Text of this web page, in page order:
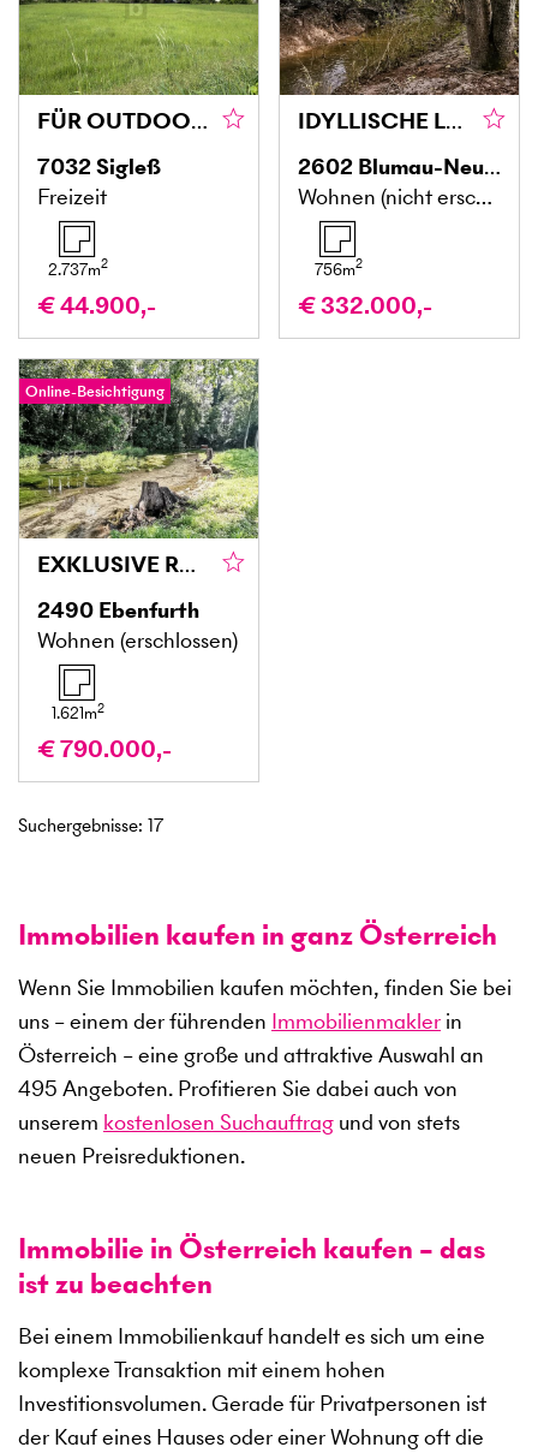
FÜR OUTDOOR-ENTHUSIASTEN AUSSERHALB DES SIEDLUNGSBEREICHES
7032Sigleß
Freizeit
2.737m2
€ 44.900,-
IDYLLISCHE LAGE MIT ZUGANG ZU BACHLAUF
2602 Blumau-Neurißhof
Wohnen (nicht erschlossen)
756m2
€ 332.000,-
Online-Besichtigung
EXKLUSIVE RUHELAGE DIREKT AM WASSER
2490 Ebenfurth
Wohnen (erschlossen)
1.621m2
€ 790.000,-
Suchergebnisse: 17
Immobilien kaufen in ganz Österreich
Wenn Sie Immobilien kaufen möchten, finden Sie bei
uns – einem der führenden Immobilienmakler in
Österreich – eine große und attraktive Auswahl an
495 Angeboten. Profitieren Sie dabei auch von
unserem kostenlosen Suchauftrag und von stets
neuen Preisreduktionen.
Immobilie in Österreich kaufen – das
ist zu beachten
Bei einem Immobilienkauf handelt es sich um eine
komplexe Transaktion mit einem hohen
Investitionsvolumen. Gerade für Privatpersonen ist
der Kauf eines Hauses oder einer Wohnung oft die